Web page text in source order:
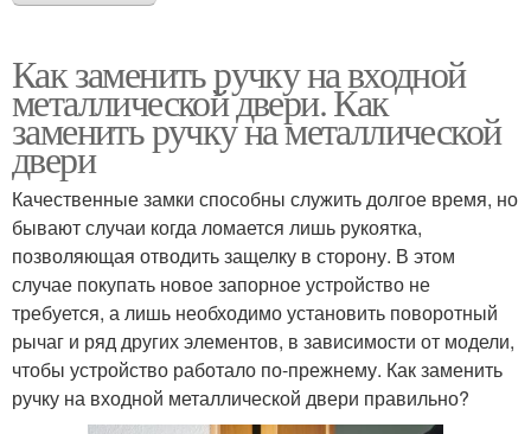
Как заменить ручку на входной
металлической двери. Как
заменить ручку на металлической
двери
Качественные замки способны служить долгое время, но
бывают случаи когда ломается лишь рукоятка,
позволяющая отводить защелку в сторону. В этом
случае покупать новое запорное устройство не
требуется, а лишь необходимо установить поворотный
рычаг и ряд других элементов, в зависимости от модели,
чтобы устройство работало по-прежнему. Как заменить
ручку на входной металлической двери правильно?